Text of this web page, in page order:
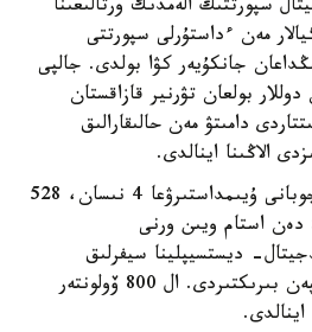
سپورتتىڭ الەمدىك ورتالىعىنا
مەن ءداستۇرلى سپورتتى
جانكۇيەر كۋا بولدى. جالپى
ميلليون دوللار بولعان تۋرنير قازاقستان
دامىتۋ مەن حالىقارالىق
الاڭىنا اينالدى.
ساندارمەن ايتار بولساق، جوبانى ۇيىمداستىرۋعا 4 نىسان، 528
ويىن تەحنيكاسى مەن 500 دەن استام ويىن ورنى
ديستسيپلينا سيفرلىق
جارىستاردى شىنايى سپورتپەن بىرىكتىردى. ال 800 ۆولونتەر